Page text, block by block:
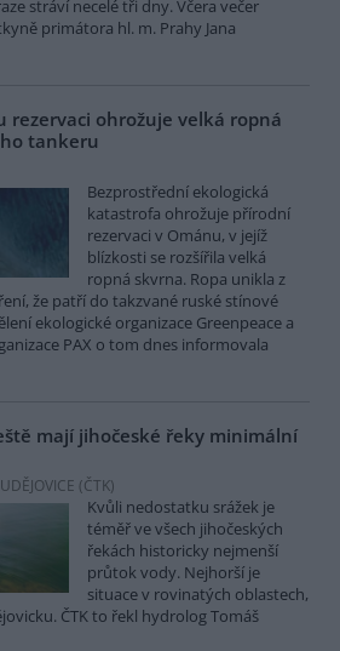
stráví necelé tři dny. Včera večer
primátora hl. m. Prahy Jana
rezervaci ohrožuje velká ropná
tankeru
Bezprostřední ekologická
katastrofa ohrožuje přírodní
rezervaci v Ománu, v jejíž
blízkosti se rozšířila velká
ropná skvrna. Ropa unikla z
že patří do takzvané ruské stínové
ekologické organizace Greenpeace a
PAX o tom dnes informovala
mají jihočeské řeky minimální
(ČTK)
Kvůli nedostatku srážek je
téměř ve všech jihočeských
řekách historicky nejmenší
průtok vody. Nejhorší je
situace v rovinatých oblastech,
ČTK to řekl hydrolog Tomáš